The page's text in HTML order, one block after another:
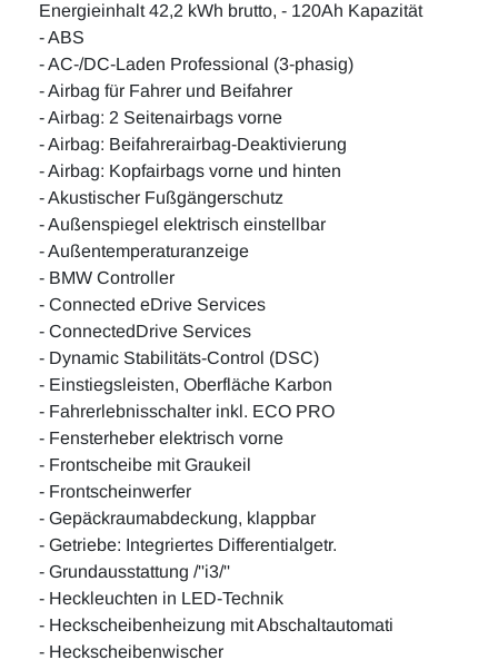
Energieinhalt 42,2 kWh brutto, - 120Ah Kapazität
- ABS
- AC-/DC-Laden Professional (3-phasig)
- Airbag für Fahrer und Beifahrer
- Airbag: 2 Seitenairbags vorne
- Airbag: Beifahrerairbag-Deaktivierung
- Airbag: Kopfairbags vorne und hinten
- Akustischer Fußgängerschutz
- Außenspiegel elektrisch einstellbar
- Außentemperaturanzeige
- BMW Controller
- Connected eDrive Services
- ConnectedDrive Services
- Dynamic Stabilitäts-Control (DSC)
- Einstiegsleisten, Oberfläche Karbon
- Fahrerlebnisschalter inkl. ECO PRO
- Fensterheber elektrisch vorne
- Frontscheibe mit Graukeil
- Frontscheinwerfer
- Gepäckraumabdeckung, klappbar
- Getriebe: Integriertes Differentialgetr.
- Grundausstattung /''i3/''
- Heckleuchten in LED-Technik
- Heckscheibenheizung mit Abschaltautomati
- Heckscheibenwischer